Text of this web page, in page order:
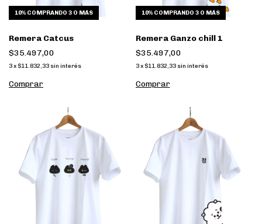
10% COMPRANDO 3 O MÁS
Remera Catcus
$35.497,00
3x $11.832,33 sin interés
Comprar
10% COMPRANDO 3 O MÁS
Remera Ganzo chill 1
$35.497,00
3 x $11.832,33 sin interés
Comprar